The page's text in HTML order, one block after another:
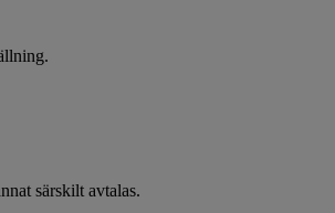
särskilt avtalas.